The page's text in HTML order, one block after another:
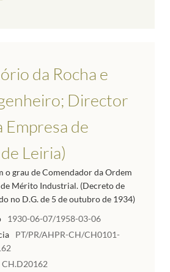
da Rocha e
Director
Empresa de
Leiria)
o grau de Comendador da Ordem
Mérito Industrial. (Decreto de
no D.G. de 5 de outubro de 1934)
1930-06-07/1958-03-06
PT/PR/AHPR-CH/CH0101-
CH.D20162